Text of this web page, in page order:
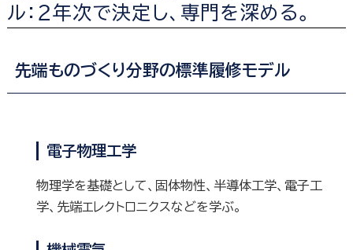
ル：２年次で決定し、専門を深める。
先端ものづくり分野の標準履修モデル
電子物理工学
物理学を基礎として、固体物性、半導体工学、電子工
学、先端エレクトロニクスなどを学ぶ。